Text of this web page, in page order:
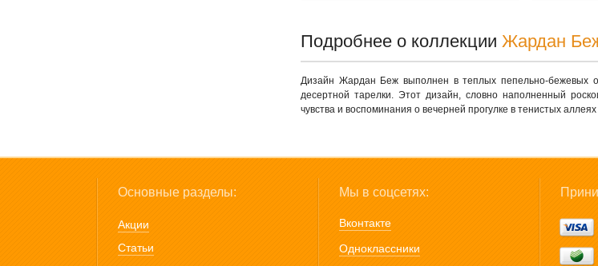
Подробнее о коллекции Жардан
Дизайн Жардан Беж выполнен в теплых пепельно-бежевых
десертной тарелки. Этот дизайн, словно наполненный
чувства и воспоминания о вечерней прогулке в тенистых
Основные разделы:
Акции
Статьи
Мы в соцсетях:
Вконтакте
Одноклассники